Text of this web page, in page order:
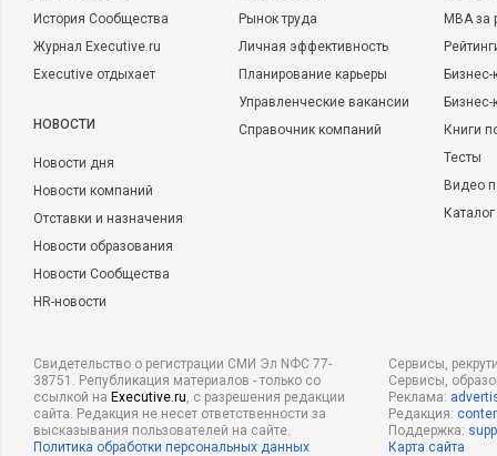
История Сообщества
Журнал Executive.ru
Executive отдыхает
НОВОСТИ
Новости дня
Новости компаний
Отставки и назначения
Новости образования
Новости Сообщества
HR-новости
Рынок труда
Личная эффективность
Планирование карьеры
Управленческие вакансии
Справочник компаний
MBA
Бизнес-
Книги
Тесты
Видео
Свидетельство о регистрации СМИ Эл NФС 77-
38751. Републикация материалов - только со
ссылкой на Executive.ru, с разрешения редакции
сайта. Редакция не несет ответственности за
высказывания пользователей на сайте.
Политика обработки персональных данных
Сервисы,
Сервисы,
Реклама:
Редакция:
Поддержка:
Карта сайта